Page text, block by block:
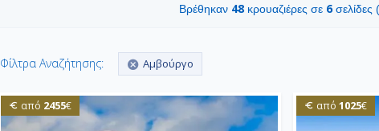
Βρέθηκαν 48κρουαζιέρες σε 6σελίδες
Φίλτρα Αναζήτησης: Αμβούργο
από 2455€ από 1025€